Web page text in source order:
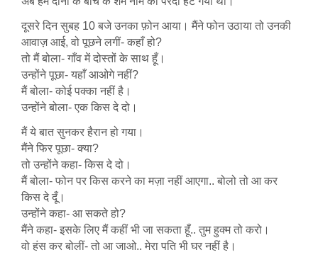
दूसरे दिन सुबह 10 बजे उनका फ़ोन आया। मैंने फोन उठाया तो उनकी
आवाज़ आई, वो पूछने लगीं- कहाँ हो?
तो मैं बोला- गाँव में दोस्तों के साथ हूँ।
उन्होंने पूछा- यहाँ आओगे नहीं?
मैं बोला- कोई पक्का नहीं है।
उन्होंने बोला- एक किस दे दो।
मैं ये बात सुनकर हैरान हो गया।
मैंने फिर पूछा- क्या?
तो उन्होंने कहा- किस दे दो।
मैं बोला- फोन पर किस करने का मज़ा नहीं आएगा.. बोलो तो आ कर
किस दे दूँ।
उन्होंने कहा- आ सकते हो?
मैंने कहा- इसके लिए मैं कहीं भी जा सकता हूँ.. तुम हुक्म तो करो।
वो हंस कर बोलीं- तो आ जाओ.. मेरा पति भी घर नहीं है।